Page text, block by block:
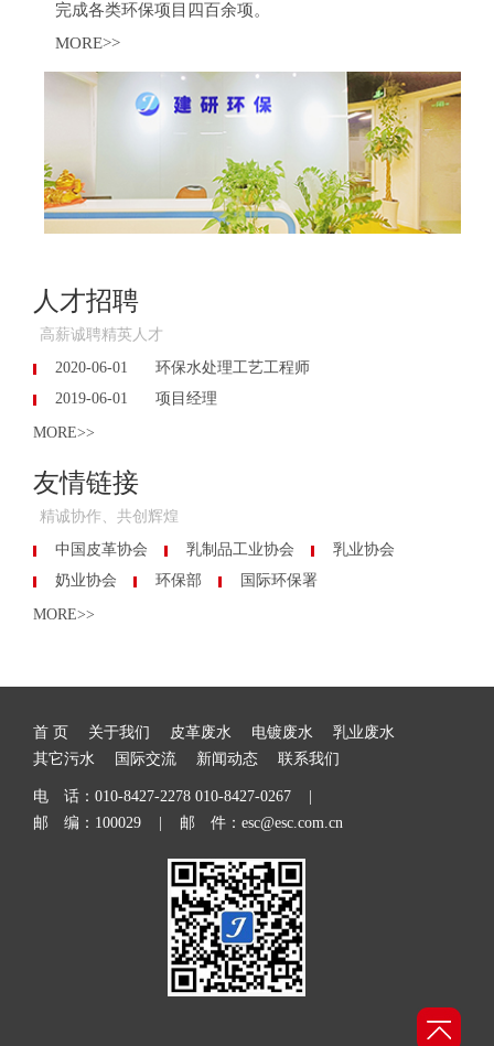
完成各类环保项目四百余项。
MORE>>
人才招聘
高薪诚聘精英人才
2020-06-01
环保水处理工艺工程师
2019-06-01
项目经理
MORE>>
友情链接
精诚协作、共创辉煌
中国皮革协会
乳制品工业协会
乳业协会
奶业协会
环保部 国际环保署
MORE>>
首 页 关于我们 皮革废水 电镀废水
乳业废水
其它污水
国际交流 新闻动态 联系我们
电 话：010-8427-2278 010-8427-0267 |
邮 编：100029 | 邮 件：esc@esc.com.cn